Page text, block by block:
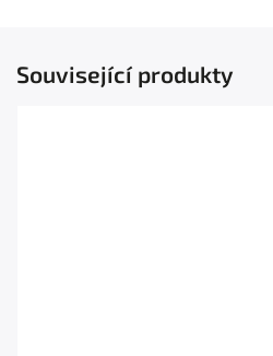
Související produkty